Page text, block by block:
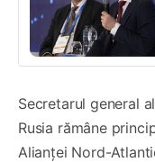
Secretarul general
Rusia rămâne
Alianței Nord-